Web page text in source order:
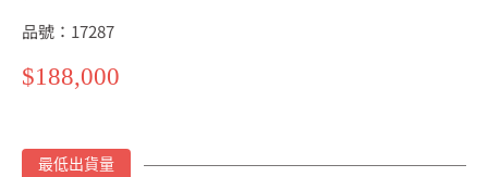
品號：17287
特
$188,000
最低出貨量